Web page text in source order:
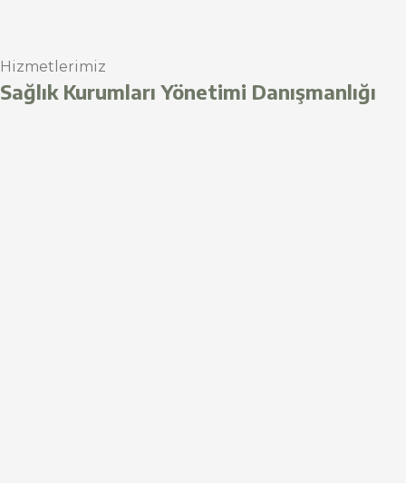
Hizmetlerimiz
Sağlık Kurumları Yönetimi Danışmanlığı